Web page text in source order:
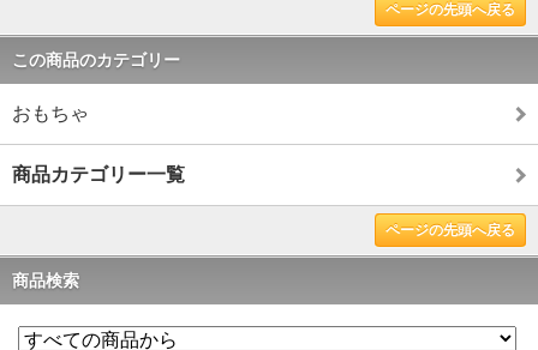
ページの先頭へ戻る
この商品のカテゴリー
おもちゃ
商品カテゴリー一覧
ページの先頭へ戻る
商品検索